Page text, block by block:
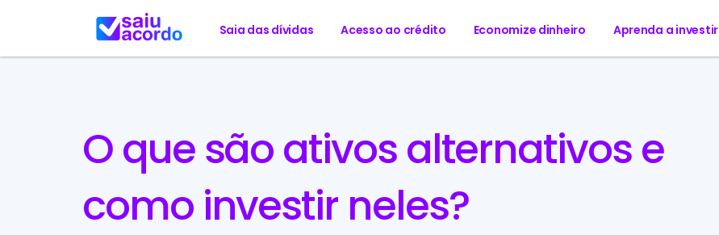
Saia das dívidas Acesso ao crédito Economize dinheiro Aprenda a investir
O que são ativos alternativos e
como investir neles?